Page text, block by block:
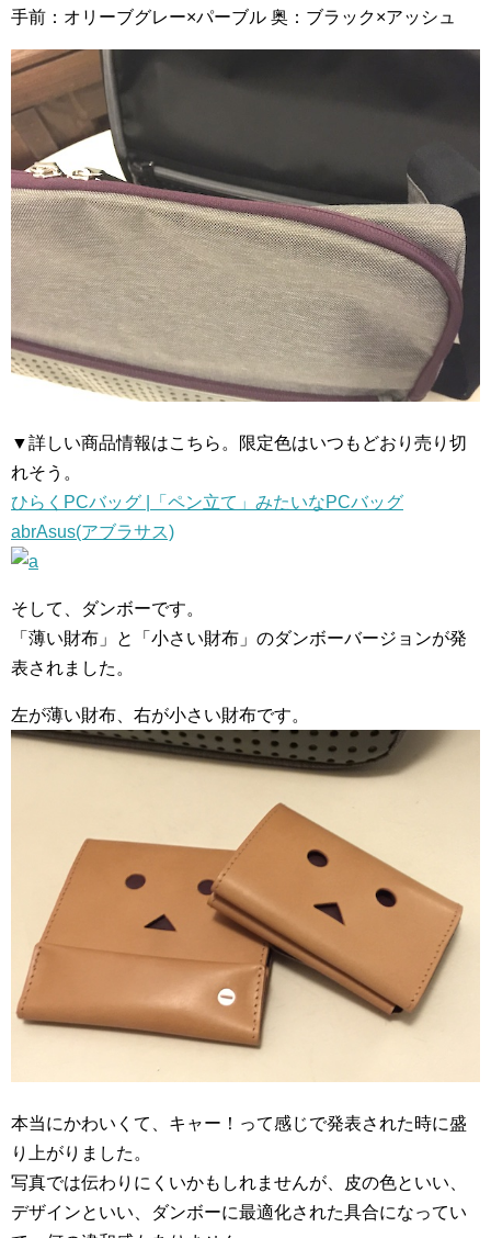
手前：オリーブグレー×パーブル 奥：ブラック×アッシュ
▼詳しい商品情報はこちら。限定色はいつもどおり売り切
れそう。
ひらくPCバッグ |「ペン立て」みたいなPCバッグ
abrAsus(アブラサス)
そして、ダンボーです。
「薄い財布」と「小さい財布」のダンボーバージョンが発
表されました。
左が薄い財布、右が小さい財布です。
本当にかわいくて、キャー！って感じで発表された時に盛
り上がりました。
写真では伝わりにくいかもしれませんが、皮の色といい、
デザインといい、ダンボーに最適化された具合になってい